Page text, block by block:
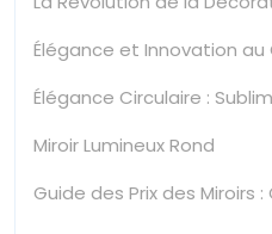
Élégance et Innovation
Élégance Circulaire :
Miroir Lumineux Rond
Guide des Prix des Miroirs